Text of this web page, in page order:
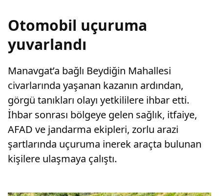
Otomobil uçuruma
yuvarlandı
Manavgat’a bağlı Beydiğin Mahallesi
civarlarında yaşanan kazanın ardından,
görgü tanıkları olayı yetkililere ihbar etti.
İhbar sonrası bölgeye gelen sağlık, itfaiye,
AFAD ve jandarma ekipleri, zorlu arazi
şartlarında uçuruma inerek araçta bulunan
kişilere ulaşmaya çalıştı.